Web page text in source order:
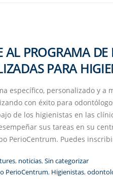
AL PROGRAMA DE
PARA
específico, personalizado y
con éxito para
de los higienistas en las
sus tareas en su
PerioCentrum. Puedes
, noticias,Sin categorizar
PerioCentrum, Higienistas,